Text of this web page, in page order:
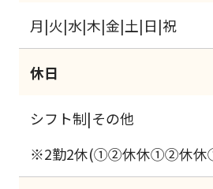
月|火|水|木|金|土|日|祝
休日
シフト制|その他
※2勤2休(①②休休①②休休